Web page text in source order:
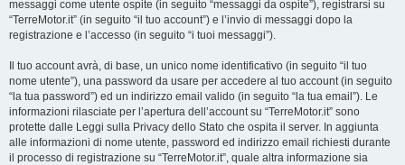
messaggi come utente ospite (in seguito “messaggi da ospite”), registrarsi su
“TerreMotor.it” (in seguito “il tuo account”) e l’invio di messaggi dopo la
registrazione e l’accesso (in seguito “i tuoi messaggi”).
Il tuo account avrà, di base, un unico nome identificativo (in seguito “il tuo
nome utente”), una password da usare per accedere al tuo account (in seguito
“la tua password”) ed un indirizzo email valido (in seguito “la tua email”). Le
informazioni rilasciate per l’apertura dell’account su “TerreMotor.it” sono
protette dalle Leggi sulla Privacy dello Stato che ospita il server. In aggiunta
alle informazioni di nome utente, password ed indirizzo email richiesti durante
il processo di registrazione su “TerreMotor.it”, quale altra informazione sia